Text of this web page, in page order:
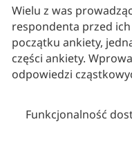
Wielu z was
respondenta przed
początku ankiety,
części ankiety.
odpowiedzi
Funkcjonalność